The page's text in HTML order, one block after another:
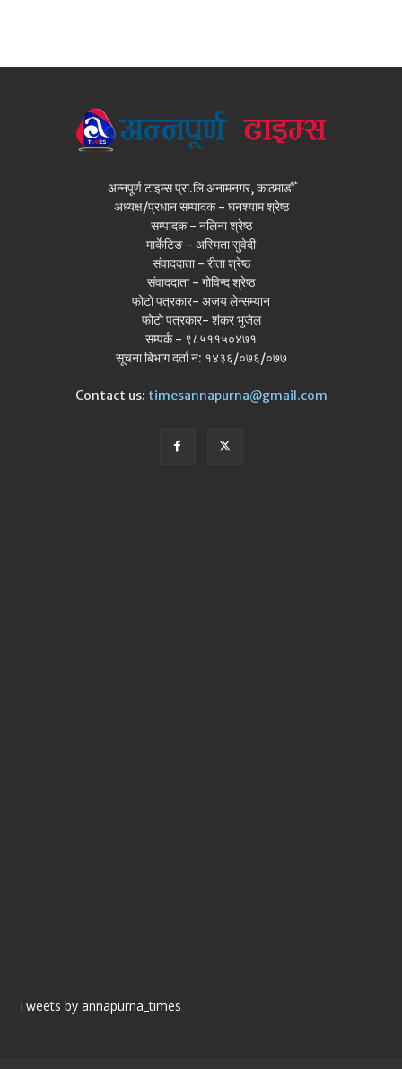
अन्नपूर्ण टाइम्स प्रा.लि अनामनगर, काठमाडौँ
अध्यक्ष/प्रधान सम्पादक - घनश्याम श्रेष्ठ
सम्पादक - नलिना श्रेष्ठ
मार्केटिङ - अस्मिता सुवेदी
संवाददाता - रीता श्रेष्ठ
संवाददाता - गोविन्द श्रेष्ठ
फोटो पत्रकार- अजय लेन्सम्यान
फोटो पत्रकार- शंकर भुजेल
सम्पर्क - ९८५११५०४७१
सूचना बिभाग दर्ता न: १४३६/०७६/०७७
Contact us: timesannapurna@gmail.com
Tweets by annapurna_times